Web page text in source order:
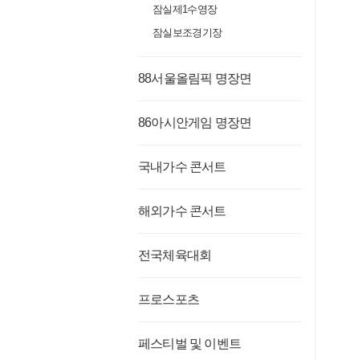
잠실제1수영장
잠실보조경기장
88서울올림픽 명장면
86아시안게임 명장면
국내가수 콘서트
해외가수 콘서트
전국체육대회
프로스포츠
페스티벌 및 이벤트